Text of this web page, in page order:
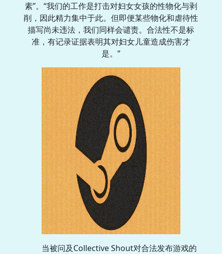
素”。“我们的工作是打击对妇女女孩的性物化与剥
削，因此精力集中于此。但即便某些物化和虐待性
描写尚未违法，我们同样会谴责。合法性不是标
准，有记录证据表明其对妇女儿童造成伤害才
是。”
当被问及Collective Shout对合法发布游戏的